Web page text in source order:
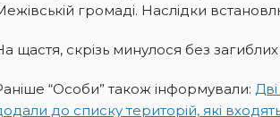
громаді. Наслідки
щастя, скрізь минулося без
“Особи” також інформували:
до списку територій, які